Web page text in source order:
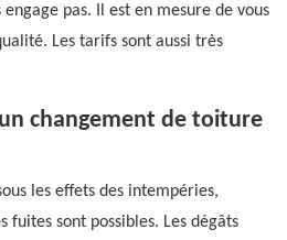
pas. Il est en mesure de vous
Les tarifs sont aussi très
changement de toiture
les effets des intempéries,
fuites sont possibles. Les dégâts